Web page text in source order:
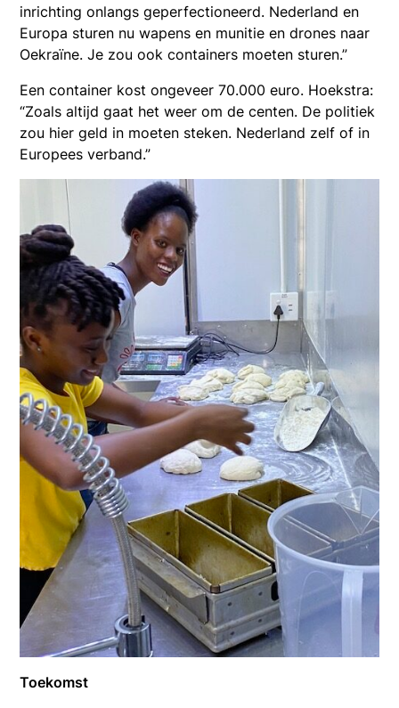
inrichting onlangs geperfectioneerd. Nederland en
Europa sturen nu wapens en munitie en drones naar
Oekraïne. Je zou ook containers moeten sturen.”
Een container kost ongeveer 70.000 euro. Hoekstra:
“Zoals altijd gaat het weer om de centen. De politiek
zou hier geld in moeten steken. Nederland zelf of in
Europees verband.”
Toekomst